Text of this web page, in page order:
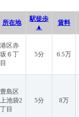
所在地
駅徒歩
▲
賃料
港区赤
坂６丁
目
5分 6.5万
豊島区
上池袋2
丁目
5分 8万